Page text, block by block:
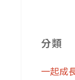
分類
一起成